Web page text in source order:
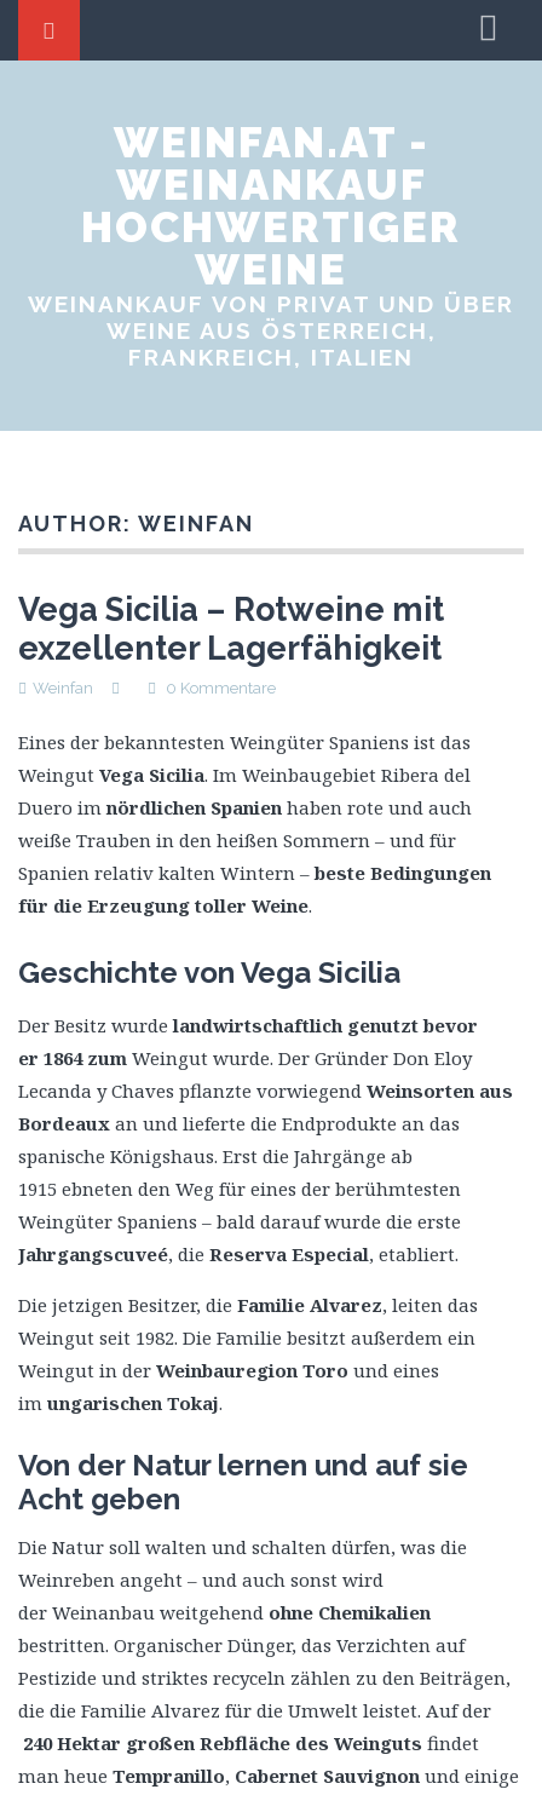
Weine tauschen
Weinproben
Weinevents
WEINFAN.AT -
WEINANKAUF
HOCHWERTIGER
WEINE
WEINANKAUF VON PRIVAT UND ÜBER
WEINE AUS ÖSTERREICH,
FRANKREICH, ITALIEN
AUTHOR: WEINFAN
Vega Sicilia – Rotweine mit
exzellenter Lagerfähigkeit
Weinfan 0 Kommentare
Eines der bekanntesten Weingüter Spaniens ist das
Weingut Vega Sicilia. Im Weinbaugebiet Ribera del
Duero imnördlichen Spanien haben rote und auch
weiße Trauben in den heißen Sommern – und für
Spanien relativ kalten Wintern –beste Bedingungen
für die Erzeugung toller Weine.
Geschichte von Vega Sicilia
Der Besitz wurde landwirtschaftlich genutzt bevor
er 1864zum Weingut wurde. Der Gründer Don Eloy
Lecanda y Chaves pflanzte vorwiegend Weinsorten aus
Bordeaux an und lieferte die Endprodukte an das
spanische Königshaus. Erst die Jahrgänge ab
1915 ebneten den Weg für eines der berühmtesten
Weingüter Spaniens – bald darauf wurde die erste
Jahrgangscuveé, die Reserva Especial, etabliert.
Die jetzigen Besitzer, die Familie Alvarez, leiten das
Weingut seit 1982. Die Familie besitzt außerdem ein
Weingut in der Weinbauregion Toro und eines
im ungarischen Tokaj.
Von der Natur lernen und auf sie
Acht geben
Die Natur soll walten und schalten dürfen, was die
Weinreben angeht – und auch sonst wird
der Weinanbau weitgehend ohne Chemikalien
bestritten. Organischer Dünger, das Verzichten auf
Pestizide und striktes recyceln zählen zu den Beiträgen,
die die Familie Alvarez für die Umwelt leistet. Auf der
240 Hektar großen Rebfläche des Weinguts findet
man heue Tempranillo, Cabernet Sauvignon und einige